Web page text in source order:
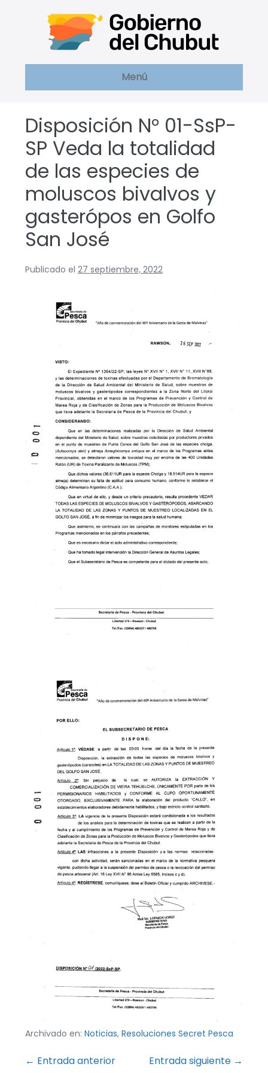
Menú
Disposición N° 01-SsP-
SP Veda la totalidad
de las especies de
moluscos bivalvos y
gasterópos en Golfo
San José
Publicado el 27 septiembre, 2022
Archivado en: Noticias, Resoluciones Secret Pesca
Navegación
← Entrada anterior Entrada siguiente →